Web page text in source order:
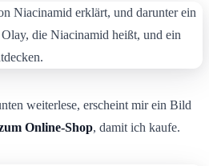
weiterlese, erscheint mir ein Bild
Online-Shop, damit ich kaufe.